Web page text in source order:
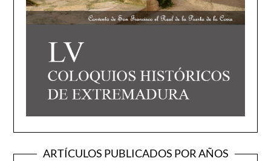
ARTÍCULOS PUBLICADOS POR AÑOS